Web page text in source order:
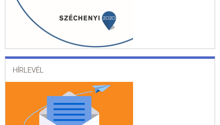
HÍRLEVÉL